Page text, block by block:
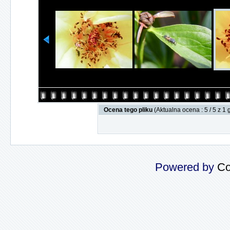
Ocena tego pliku (Aktualna ocena : 5 / 5 z 1
Powered by